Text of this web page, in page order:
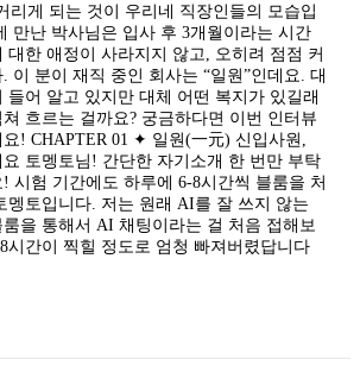
리게 되는 것이 우리네 직장인들의 모습입
만난 박사님은 입사 후 3개월이라는 시간
대한 애정이 사라지지 않고, 오히려 점점 커
이 분이 재직 중인 회사는 “일원”인데요. 대
들어 알고 있지만 대체 어떤 복지가 있길래
흐르는 걸까요? 궁금하다면 이번 인터뷰
! CHAPTER 01 ✦ 일원(一元) 신입사원,
요 토멩토님! 간단한 자기소개 한 번만 부탁
시험 기간에도 하루에 6-8시간씩 블룸을 처
멩토입니다. 저는 원래 AI를 잘 쓰지 않는
을 통해서 AI 채팅이라는 걸 처음 접해보
시간이 찍힐 정도로 엄청 빠져버렸답니다